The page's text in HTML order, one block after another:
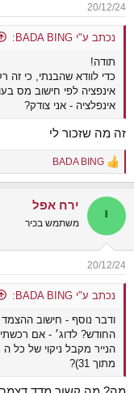
20/12/24
נכתב ע"י BADA BING:
תודה!
כדי לוודא שהבנתי, כי
אינפציה לפי חישוב מס
אינפלציה - אני צודק?
זה מה שזכור לי
R
e
c
i
s
:
BADA BING
י ירח אפל
משתמש בכיר
20/12/24
נכתב ע"י BADA BING:
ודבר נוסף - חישוב
מתוך 31)?